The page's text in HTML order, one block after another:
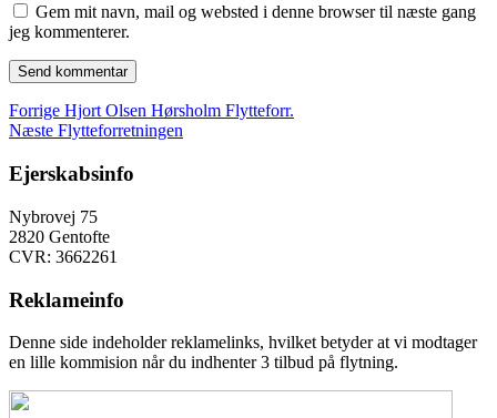
Gem mit navn, mail og websted i denne browser til næste gang
jeg kommenterer.
Indlægsnavigation
Forrige Forrige
indlæg:
Hjort Olsen Hørsholm Flytteforr.
Næste Næste
Flytteforretningen
Ejerskabsinfo
Nybrovej 75
2820 Gentofte
CVR: 3662261
Reklameinfo
Denne side indeholder reklamelinks, hvilket betyder at vi modtager
en lille kommision når du indhenter 3 tilbud på flytning.